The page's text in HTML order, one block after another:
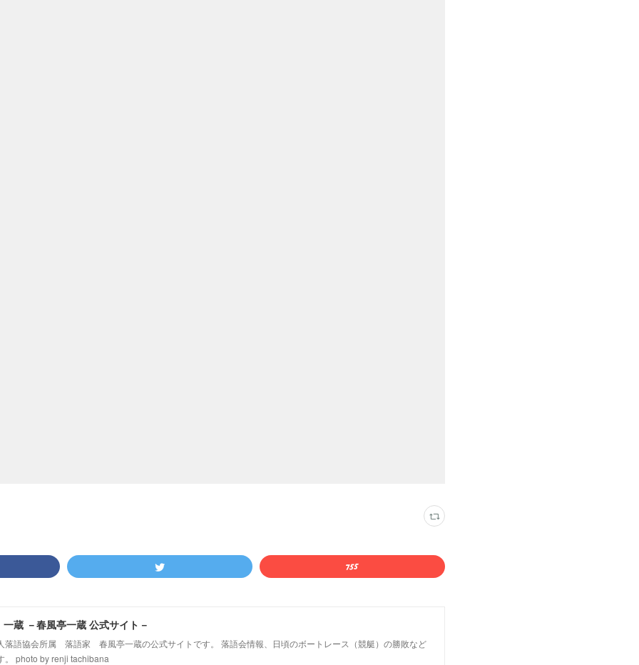
一蔵 －春風亭一蔵 公式サイト－
落語協会所属 落語家 春風亭一蔵の公式サイトです。 落語会情報、日頃のボートレース（競艇）の勝敗など
。 photo by renji tachibana